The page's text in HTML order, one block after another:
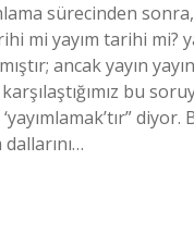
sürecinden
mi yayım tarihi
ancak yayın
bu
diyor.